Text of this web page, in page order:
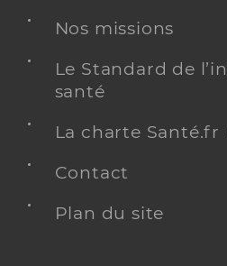
Nos missions
Le Standard de
santé
La charte
Contact
Plan du site